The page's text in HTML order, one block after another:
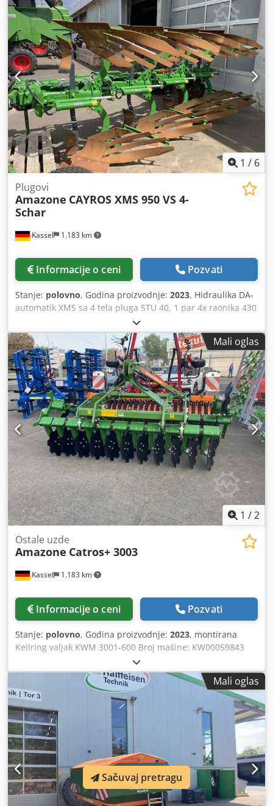
1 / 6
Kassel 1.183 km
Plugovi
Amazone CAYROS XMS 950 VS 4-
Schar
Informacije o ceni Pozvati
Stanje: polovno, Godina proizvodnje: 2023, Hidraulika DA-
automatik XMS sa 4 tela pluga STU 40, 1 par 4x raonika 430
HD, 1 par zaštitnika za radne površine, 1 par 4x
predorezača M0 RH65-85, diskosni sekač DM 500 za /
hidrauličko otpuštanje pri udaru u kamen, teško klatno
potporni točak DM680 / Dsdstvf Rwepfx Aaiock
Mali oglas
1 /2
Kassel 1.183 km
Ostale uzde
Amazone Catros+ 3003
Informacije o ceni Pozvati
Stanje: polovno, Godina proizvodnje: 2023, montirana
Keilring valjak KWM 3001-600 Broj mašine: KW00059843
Set ležajeva za / valjak – kompaktna tanjirača za montažu –
nosač tanjira za Catros hidraulična / podešavanje radne
dubine LED osvetljenje za putnu upotrebu za krute mašine
/ tanjir Dsdpfx Aajr Ty N Eoieck
Mali oglas
Sačuvaj pretragu